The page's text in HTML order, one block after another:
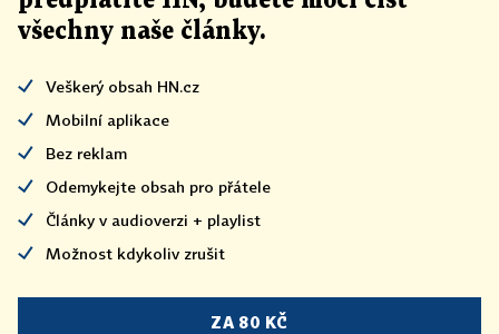
všechny naše články.
Veškerý obsah HN.cz
Mobilní aplikace
Bez reklam
Odemykejte obsah pro přátele
Články v audioverzi + playlist
Možnost kdykoliv zrušit
ZA 80 KČ